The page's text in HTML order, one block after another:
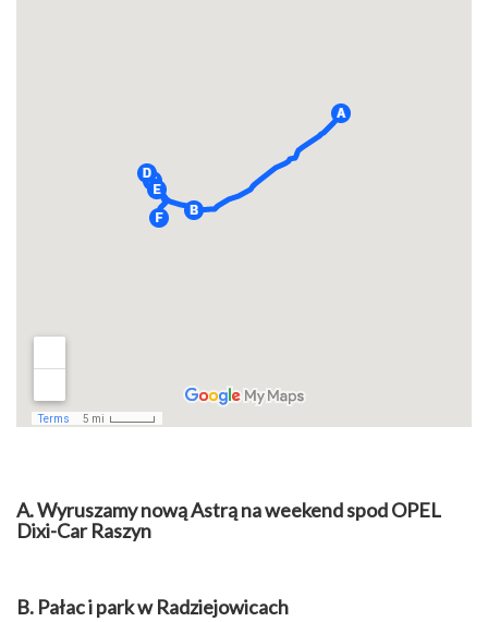
A. Wyruszamy nową Astrą na weekend spod OPEL
Dixi-Car Raszyn
B. Pałac i park w Radziejowicach